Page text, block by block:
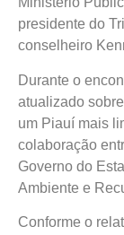
presidente do
conselheiro
Durante o
atualizado
um Piauí mais
colaboração
Governo do
Ambiente e
Conforme o